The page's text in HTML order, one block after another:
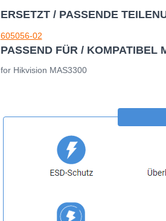
ERSETZT / PASSENDE
605056-02
PASSEND FÜR / KOMPATIBEL
for Hikvision MAS3300